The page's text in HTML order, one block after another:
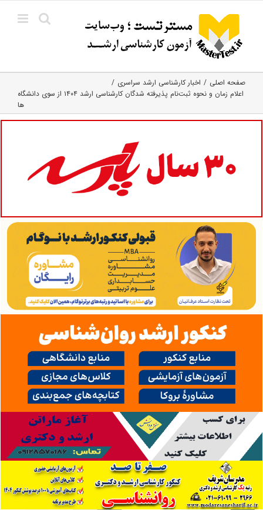
content
صفحه اصلی
اخبار کارشناسی ارشد سراسری
اعلام زمان و نحوه ثبت‌نام پذیرفته شدگان کارشناسی ارشد ۱۴۰۴ از سوی دانشگاه
ها